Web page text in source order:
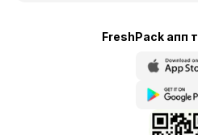
FreshPack апп